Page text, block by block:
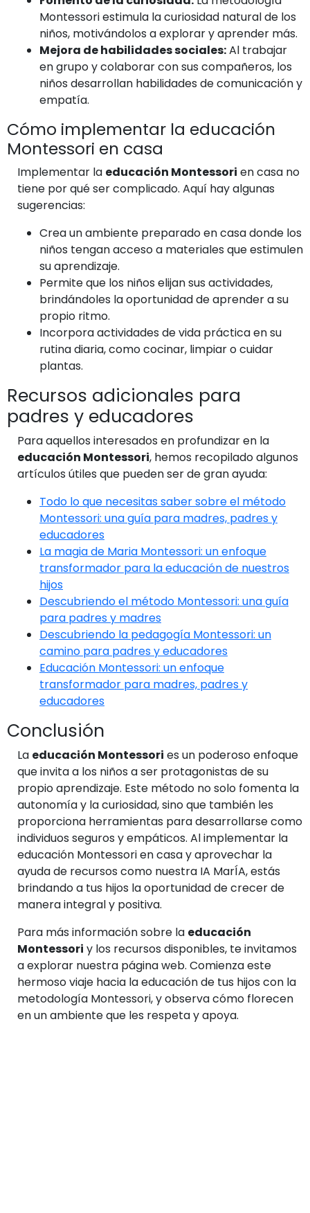
Montessori estimula la curiosidad natural de los
niños, motivándolos a explorar y aprender más.
Mejora de habilidades sociales:Al trabajar
en grupo y colaborar con sus compañeros, los
niños desarrollan habilidades de comunicación y
empatía.
Cómo implementar la educación
Montessori en casa
Implementar la educación Montessori en casa no
tiene por qué ser complicado. Aquí hay algunas
sugerencias:
Crea un ambiente preparado en casa donde los
niños tengan acceso a materiales que estimulen
su aprendizaje.
Permite que los niños elijan sus actividades,
brindándoles la oportunidad de aprender a su
propio ritmo.
Incorpora actividades de vida práctica en su
rutina diaria, como cocinar, limpiar o cuidar
plantas.
Recursos adicionales para
padres y educadores
Para aquellos interesados en profundizar en la
educación Montessori, hemos recopilado algunos
artículos útiles que pueden ser de gran ayuda:
Todo lo que necesitas saber sobre el método
Montessori: una guía para madres, padres y
educadores
La magia de Maria Montessori: un enfoque
transformador para la educación de nuestros
hijos
Descubriendo el método Montessori: una guía
para padres y madres
Descubriendo la pedagogía Montessori: un
camino para padres y educadores
Educación Montessori: un enfoque
transformador para madres, padres y
educadores
Conclusión
La educación Montessori es un poderoso enfoque
que invita a los niños a ser protagonistas de su
propio aprendizaje. Este método no solo fomenta la
autonomía y la curiosidad, sino que también les
proporciona herramientas para desarrollarse como
individuos seguros y empáticos. Al implementar la
educación Montessori en casa y aprovechar la
ayuda de recursos como nuestra IA MarÍA, estás
brindando a tus hijos la oportunidad de crecer de
manera integral y positiva.
Para más información sobre la educación
Montessori y los recursos disponibles, te invitamos
a explorar nuestra página web. Comienza este
hermoso viaje hacia la educación de tus hijos con la
metodología Montessori, y observa cómo florecen
en un ambiente que les respeta y apoya.